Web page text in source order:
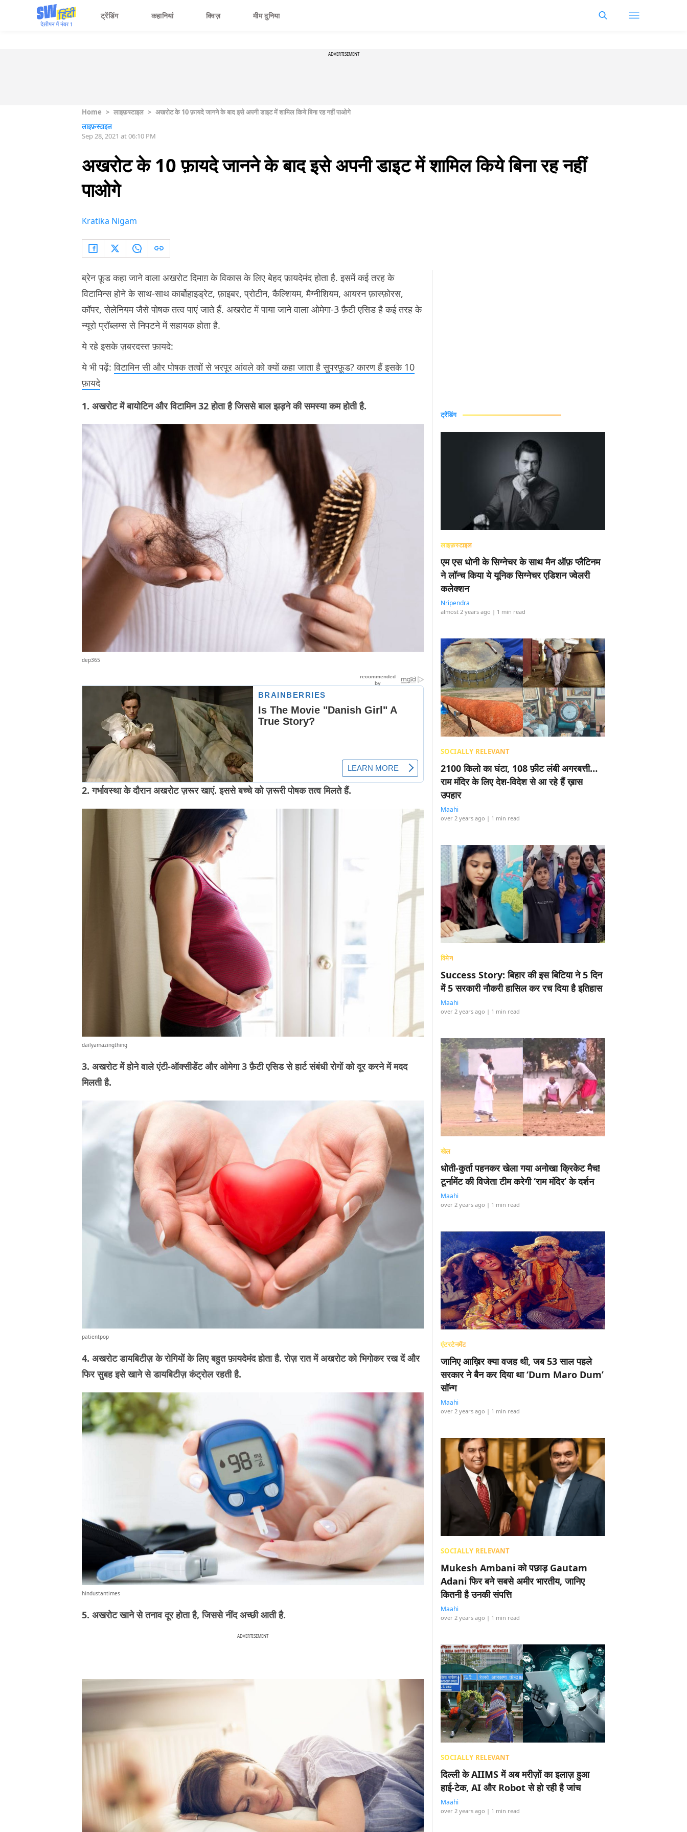
ट्रेंडिंग कहानियां क्विज़ मीम दुनिया
ADVERTISEMENT
Home > लाइफ़स्टाइल > अखरोट के 10 फ़ायदे जानने के बाद इसे अपनी डाइट में शामिल किये बिना रह नहीं पाओगे
लाइफ़स्टाइल
Sep 28, 2021 at 06:10 PM
अखरोट के 10 फ़ायदे जानने के बाद इसे अपनी डाइट में शामिल किये बिना रह नहीं
पाओगे
Kratika Nigam
ब्रेन फ़ूड कहा जाने वाला अखरोट दिमाग़ के विकास के लिए बेहद फ़ायदेमंद होता है. इसमें कई तरह के
विटामिन्स होने के साथ-साथ कार्बोहाइड्रेट, फ़ाइबर, प्रोटीन, कैल्शियम, मैग्नीशियम, आयरन फ़ास्फ़ोरस,
कॉपर, सेलेनियम जैसे पोषक तत्व पाएं जाते हैं. अखरोट में पाया जाने वाला ओमेगा-3 फ़ैटी एसिड है कई तरह के
न्यूरो प्रॉब्लम्स से निपटने में सहायक होता है.
ये रहे इसके ज़बरदस्त फ़ायदे:
ये भी पढ़ें:विटामिन सी और पोषक तत्वों से भरपूर आंवले को क्यों कहा जाता है सुपरफ़ूड? कारण हैं इसके 10
फ़ायदे
1. अखरोट में बायोटिन और विटामिन 32 होता है जिससे बाल झड़ने की समस्या कम होती है.
dep365
2. गर्भावस्था के दौरान अखरोट ज़रूर खाएं. इससे बच्चे को ज़रूरी पोषक तत्व मिलते हैं.
dailyamazingthing
3. अखरोट में होने वाले एंटी-ऑक्सीडेंट और ओमेगा 3 फ़ैटी एसिड से हार्ट संबंधी रोगों को दूर करने में मदद
मिलती है.
patientpop
4. अखरोट डायबिटीज़ के रोगियों के लिए बहुत फ़ायदेमंद होता है. रोज़ रात में अखरोट को भिगोकर रख दें और
फिर सुबह इसे खाने से डायबिटीज़ कंट्रोल रहती है.
hindustantimes
5. अखरोट खाने से तनाव दूर होता है, जिससे नींद अच्छी आती है.
ADVERTISEMENT
ट्रेंडिंग
लाइफ़स्टाइल
एम एस धोनी के सिग्नेचर के साथ मैन ऑफ़ प्लैटिनम
ने लॉन्च किया ये यूनिक सिग्नेचर एडिशन ज्वेलरी
कलेक्शन
Nripendra
almost 2 years ago | 1 min read
SOCIALLY RELEVANT
2100 किलो का घंटा, 108 फ़ीट लंबी अगरबत्ती…
राम मंदिर के लिए देश-विदेश से आ रहे हैं ख़ास
उपहार
Maahi
over 2 years ago | 1 min read
विमेन
Success Story: बिहार की इस बिटिया ने 5 दिन
में 5 सरकारी नौकरी हासिल कर रच दिया है इतिहास
Maahi
over 2 years ago | 1 min read
खेल
धोती-कुर्ता पहनकर खेला गया अनोखा क्रिकेट मैच!
टूर्नामेंट की विजेता टीम करेगी ‘राम मंदिर’ के दर्शन
Maahi
over 2 years ago | 1 min read
एंटरटेनमेंट
जानिए आख़िर क्या वजह थी, जब 53 साल पहले
सरकार ने बैन कर दिया था ‘Dum Maro Dum’
सॉन्ग
Maahi
over 2 years ago | 1 min read
SOCIALLY RELEVANT
Mukesh Ambani को पछाड़ Gautam
Adani फिर बने सबसे अमीर भारतीय, जानिए
कितनी है उनकी संपत्ति
Maahi
over 2 years ago | 1 min read
SOCIALLY RELEVANT
दिल्ली के AIIMS में अब मरीज़ों का इलाज़ हुआ
हाई-टेक, AI और Robot से हो रही है जांच
Maahi
over 2 years ago | 1 min read